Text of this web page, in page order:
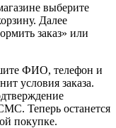
выберите
Далее
заказ» или
ФИО, телефон и
условия заказа.
Теперь останется
покупке.